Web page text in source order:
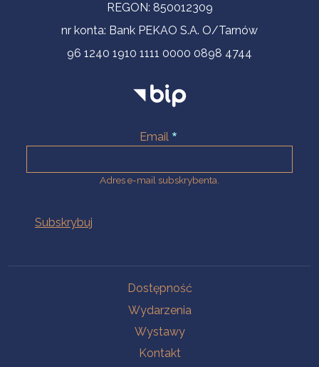
REGON: 850012309
nr konta: Bank PEKAO S.A. O/Tarnów
96 1240 1910 1111 0000 0898 4744
Email
Adres e-mail subskrybenta.
Dostępność
Wydarzenia
Wystawy
Kontakt